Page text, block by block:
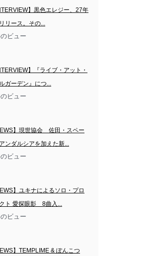
】黒色エレジー、27年
リース。その...
ビュー
】『ライブ・アット・
ガーデン』につ...
ビュー
】現世協会　佐田・スペー
ンダルシアを加えた新...
ビュー
】ユキナによるソロ・プロ
ト 愛探眼影　8曲入...
ビュー
】TEMPLIME & ぽんこつ